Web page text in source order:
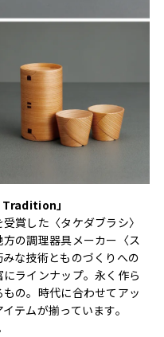
」
賞した〈タケダブラシ〉
の調理器具メーカー〈ス
な技術とものづくりへの
ラインナップ。永く作ら
の。時代に合わせてアッ
テムが揃っています。